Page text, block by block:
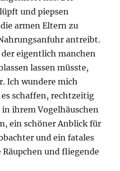
und piepsen
armen Eltern zu
antreibt.
eigentlich manchen
lassen müsste,
Ich wundere mich
schaffen, rechtzeitig
ihrem Vogelhäuschen
ein schöner Anblick für
und ein fatales
und fliegende